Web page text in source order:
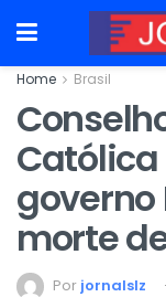
Home Brasil
governo
morte
Por jornalslz